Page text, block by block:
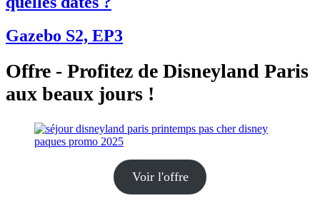
Gazebo S2, EP3
Offre - Profitez de Disneyland Paris
aux beaux jours !
Voir l'offre